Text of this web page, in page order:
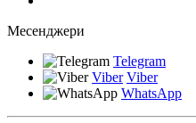
Месенджери
Telegram
Viber Viber
WhatsApp